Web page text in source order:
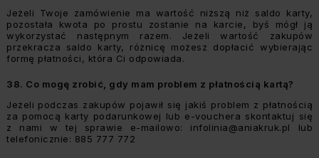
Jeżeli Twoje zamówienie ma wartość niższą niż saldo karty,
pozostała kwota po prostu zostanie na karcie, byś mógł ją
wykorzystać następnym razem. Jeżeli wartość zakupów
przekracza saldo karty, różnicę możesz dopłacić wybierając
formę płatności, która Ci odpowiada.
38. Co mogę zrobić, gdy mam problem z płatnością kartą?
Jeżeli podczas zakupów pojawił się jakiś problem z płatnością
za pomocą karty podarunkowej lub e-vouchera skontaktuj się
z nami w tej sprawie e-mailowo: infolinia@aniakruk.pl
lub
telefonicznie: 885 777 772